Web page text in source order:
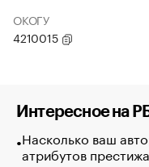
ОКОГУ
4210015
Интересное на
Насколько ваш
атрибутов